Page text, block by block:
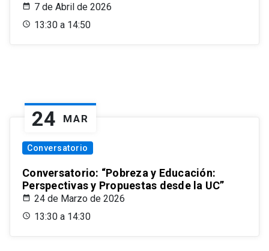
7 de Abril de 2026
13:30 a 14:50
24 MAR
Conversatorio
Conversatorio: “Pobreza y Educación:
Perspectivas y Propuestas desde la UC”
24 de Marzo de 2026
13:30 a 14:30